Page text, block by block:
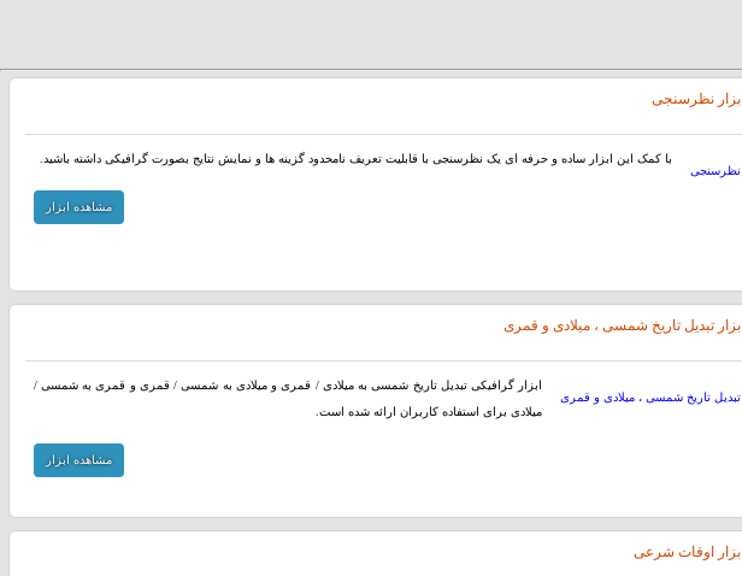
ابزار نظرسنجی
با کمک این ابزار ساده و حرفه ای یک نظرسنجی با قابلیت تعریف نامحدود گزینه ها و نمایش نتایج بصورت گرافیکی داشته باشید.
مشاهده ابزار
ابزار تبدیل تاریخ شمسی ، میلادی و قمری
ابزار گرافیکی تبدیل تاریخ شمسی به میلادی / قمری و میلادی به شمسی / قمری و قمری به شمسی /
میلادی برای استفاده کاربران ارائه شده است.
مشاهده ابزار
ابزار اوقات شرعی